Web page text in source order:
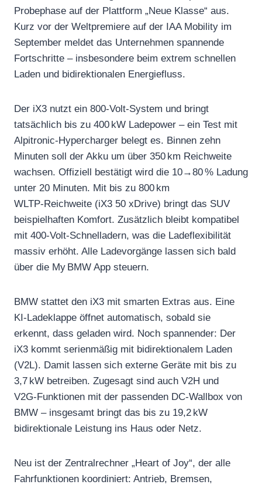
Probephase auf der Plattform „Neue Klasse“ aus.
Kurz vor der Weltpremiere auf der IAA Mobility im
September meldet das Unternehmen spannende
Fortschritte – insbesondere beim extrem schnellen
Laden und bidirektionalen Energiefluss.
Der iX3 nutzt ein 800‑Volt‑System und bringt
tatsächlich bis zu 400 kW Ladepower – ein Test mit
Alpitronic‑Hypercharger belegt es. Binnen zehn
Minuten soll der Akku um über 350 km Reichweite
wachsen. Offiziell bestätigt wird die 10→80 % Ladung
unter 20 Minuten. Mit bis zu 800 km
WLTP‑Reichweite (iX3 50 xDrive) bringt das SUV
beispielhaften Komfort. Zusätzlich bleibt kompatibel
mit 400‑Volt‑Schnelladern, was die Ladeflexibilität
massiv erhöht. Alle Ladevorgänge lassen sich bald
über die My BMW App steuern.
BMW stattet den iX3 mit smarten Extras aus. Eine
KI‑Ladeklappe öffnet automatisch, sobald sie
erkennt, dass geladen wird. Noch spannender: Der
iX3 kommt serienmäßig mit bidirektionalem Laden
(V2L). Damit lassen sich externe Geräte mit bis zu
3,7 kW betreiben. Zugesagt sind auch V2H und
V2G‑Funktionen mit der passenden DC‑Wallbox von
BMW – insgesamt bringt das bis zu 19,2 kW
bidirektionale Leistung ins Haus oder Netz.
Neu ist der Zentralrechner „Heart of Joy“, der alle
Fahrfunktionen koordiniert: Antrieb, Bremsen,